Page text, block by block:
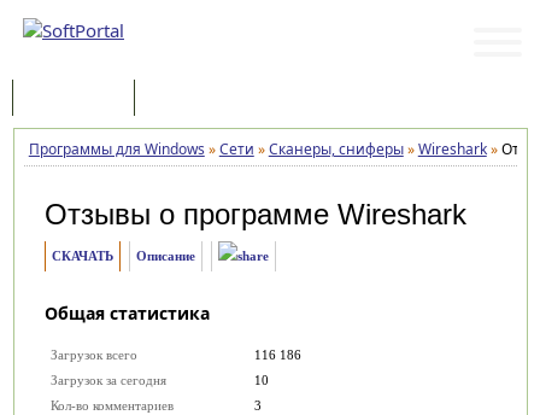
Программы для Windows »Сети »Сканеры, сниферы»Wireshark»
Отзывы о программе Wireshark
СКАЧАТЬ Описание
Общая статистика
Загрузок всего
116 186
Загрузок за сегодня
10
Кол-во комментариев
3